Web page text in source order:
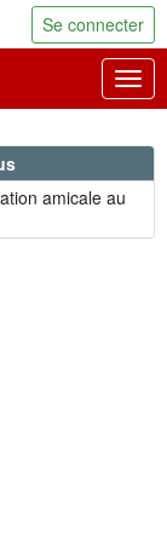
Se connecter
amicale au